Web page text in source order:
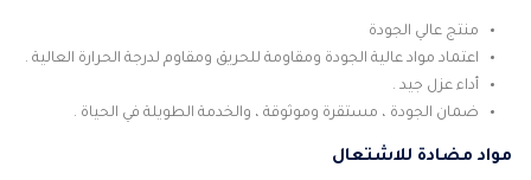
منتج عالي الجودة
اعتماد مواد عالية الجودة ومقاومة للحريق ومقاوم لدرجة الحرارة العالية .
أداء عزل جيد .
ضمان الجودة ، مستقرة وموثوقة ، والخدمة الطويلة في الحياة .
مواد مضادة للاشتعال